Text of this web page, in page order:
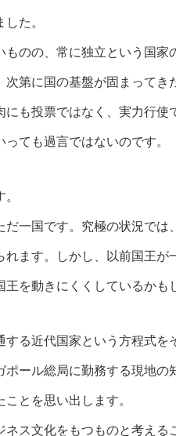
た。
のの、常に独立という国家
第に国の基盤が固まってき
も投票ではなく、実力行使
ても過言ではないのです。
一国です。究極の状況では
ます。しかし、以前国王が
を動きにくくしているかも
る近代国家という方程式を
ール総局に勤務する現地の
とを思い出します。
ス文化をもつものと考える